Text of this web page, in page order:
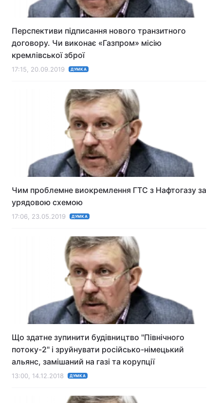
Перспективи підписання нового транзитного
договору. Чи виконає «Газпром» місію
кремлівської зброї
17:15, 20.09.2019 ДУМКА
Чим проблемне виокремлення ГТС з Нафтогазу за
урядовою схемою
17:06, 23.05.2019 ДУМКА
Що здатне зупинити будівництво "Північного
потоку-2" і зруйнувати російсько-німецький
альянс, замішаний на газі та корупції
13:00, 14.12.2018 ДУМКА